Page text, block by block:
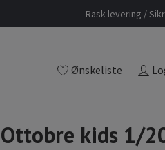
Rask levering /
Ønskeliste
Ottobre kids 1/